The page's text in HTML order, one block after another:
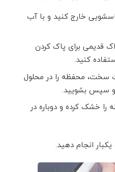
خارج کنید و با آب
قدیمی برای پاک کردن
کنید.
سخت، محفظه را در محلول
و سپس بشویید.
خشک کرده و دوباره در
انجام دهید.